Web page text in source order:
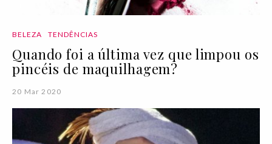
BELEZA TENDÊNCIAS
Quando foi a última vez que limpou os
pincéis de maquilhagem?
20 Mar 2020